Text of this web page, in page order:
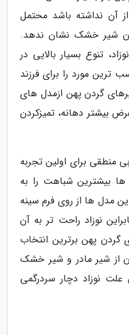
آن نداشته باشد محتمل
شیر خشک نشان ندهد.
تنوع بسیار بالایی در
ترین مورد را برای فرزند
گردن پهن ازمدل های
بیشتر دهانه، تمیزکردن
منطقی برای اولین تجربه
ها بیشترین شباهت را به
مدل ها از روی فرم سینه
نوزاد راحت تر به آن
پهن برترین انتخاب
از شیر مادر و شیر خشک
نوزاد دچار سردرگمی